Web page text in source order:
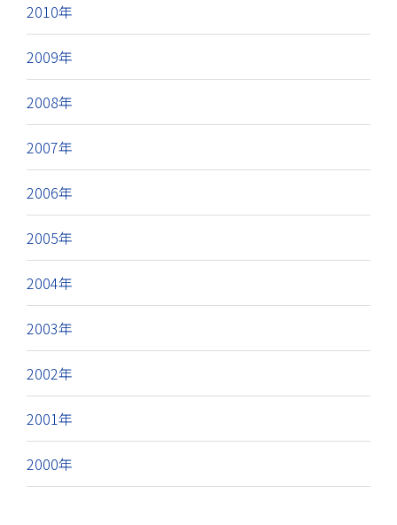
2010年
2009年
2008年
2007年
2006年
2005年
2004年
2003年
2002年
2001年
2000年